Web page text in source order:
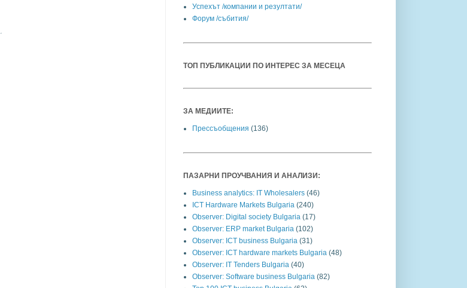
Успехът /компании и резултати/
Форум /събития/
ТОП ПУБЛИКАЦИИ ПО ИНТЕРЕС ЗА МЕСЕЦА
ЗА МЕДИИТЕ:
Прессъобщения (136)
ПАЗАРНИ ПРОУЧВАНИЯ И АНАЛИЗИ:
Business analytics: IT Wholesalers (46)
ICT Hardware Markets Bulgaria (240)
Observer: Digital society Bulgaria (17)
Observer: ERP market Bulgaria (102)
Observer: ICT business Bulgaria (31)
Observer: ICT hardware markets Bulgaria (48)
Observer: IT Tenders Bulgaria (40)
Observer: Software business Bulgaria (82)